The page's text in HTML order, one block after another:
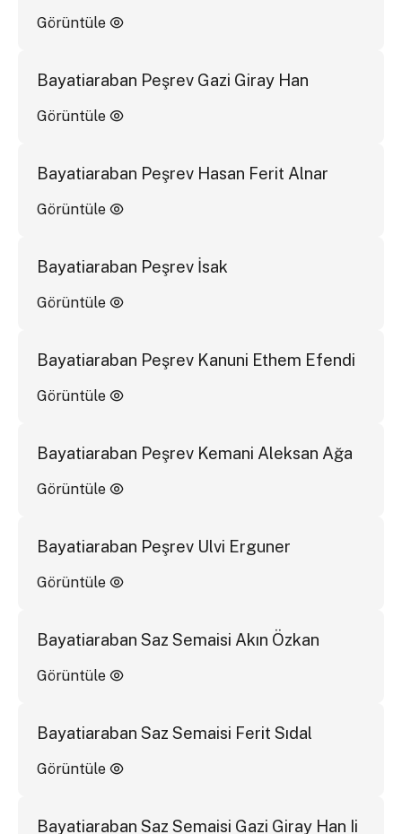
Görüntüle
Bayatiaraban Peşrev Gazi Giray Han
Görüntüle
Bayatiaraban Peşrev Hasan Ferit Alnar
Görüntüle
Bayatiaraban Peşrev İsak
Görüntüle
Bayatiaraban Peşrev Kanuni Ethem Efendi
Görüntüle
Bayatiaraban Peşrev Kemani Aleksan Ağa
Görüntüle
Bayatiaraban Peşrev Ulvi Erguner
Görüntüle
Bayatiaraban Saz Semaisi Akın Özkan
Görüntüle
Bayatiaraban Saz Semaisi Ferit Sıdal
Görüntüle
Bayatiaraban Saz Semaisi Gazi Giray Han Ii